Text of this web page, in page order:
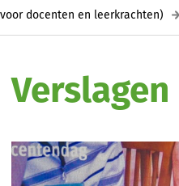
docenten en leerkrachten)